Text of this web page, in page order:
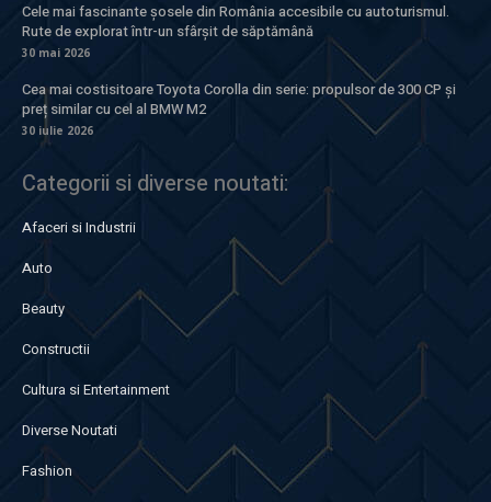
Cele mai fascinante șosele din România accesibile cu autoturismul.
Rute de explorat într-un sfârșit de săptămână
30 mai 2026
Cea mai costisitoare Toyota Corolla din serie: propulsor de 300 CP și
preț similar cu cel al BMW M2
30 iulie 2026
Categorii si diverse noutati:
Afaceri si Industrii
Auto
Beauty
Constructii
Cultura si Entertainment
Diverse Noutati
Fashion